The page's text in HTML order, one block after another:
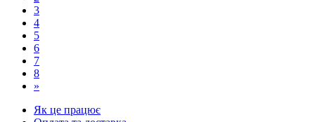
3
4
5
6
7
8
»
Як це працює